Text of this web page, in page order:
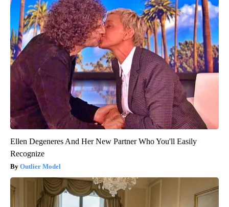
Ellen Degeneres And Her New Partner Who You'll Easily
Recognize
Outlier Model